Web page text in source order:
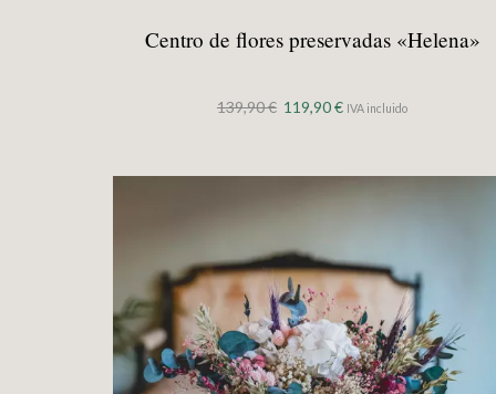
Centro de flores preservadas «Helena»
139,90€ El
era:
119,90€El
es:
IVA incluido